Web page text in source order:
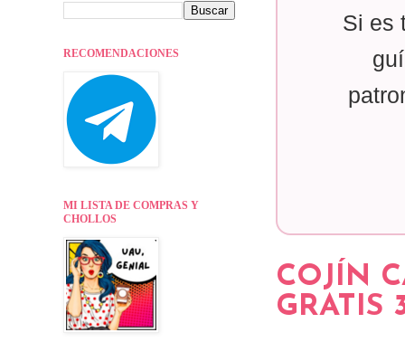
Si es
COJÍN
GRATIS
RECOMENDACIONES
MI LISTA DE COMPRAS Y
CHOLLOS